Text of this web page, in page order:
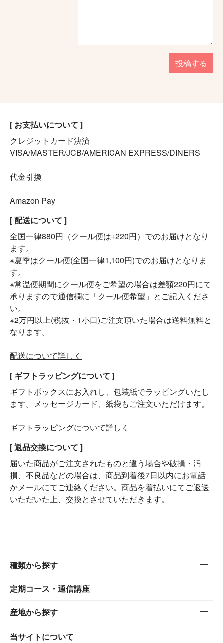
投稿する
[ お支払いについて ]
クレジットカード決済
VISA/MASTER/JCB/AMERICAN EXPRESS/DINERS
代金引換
Amazon Pay
[ 配送について ]
全国一律880円（クール便は+220円）でのお届けとなり
ます。
※夏季はクール便(全国一律1,100円)でのお届けとなりま
す。
※常温便期間にクール便をご希望の場合は差額220円にて
承りますので通信欄に「クール便希望」とご記入くださ
い。
※2万円以上(税抜・1小口)ご注文頂いた場合は送料無料と
なります。
配送について詳しく
[ ギフトラッピングについて ]
ギフトボックスにお入れし、包装紙でラッピングいたし
ます。メッセージカード、紙袋もご注文いただけます。
ギフトラッピングについて詳しく
[ 返品交換について ]
届いた商品がご注文されたものと違う場合や破損・汚
損、不良品などの場合は、商品到着後7日以内にお電話
かメールにてご連絡ください。商品を着払いにてご返送
いただいた上、交換とさせていただきます。
種類から探す
定期コース・通信講座
産地から探す
当サイトについて